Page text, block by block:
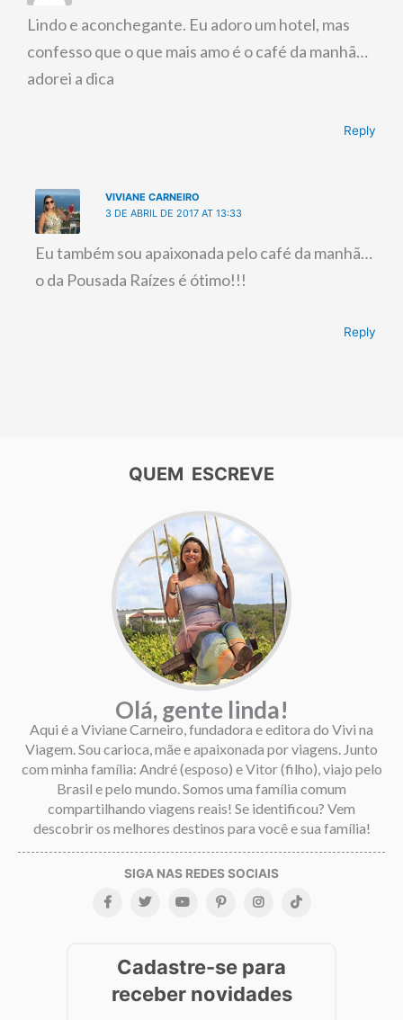
Lindo e aconchegante. Eu adoro um hotel, mas
confesso que o que mais amo é o café da manhã…
adorei a dica
Reply
VIVIANE CARNEIRO
3 DE ABRIL DE 2017 AT 13:33
Eu também sou apaixonada pelo café da manhã…
o da Pousada Raízes é ótimo!!!
Reply
QUEM ESCREVE
Olá, gente linda!
Aqui é a Viviane Carneiro, fundadora e editora do Vivi na
Viagem. Sou carioca, mãe e apaixonada por viagens. Junto
com minha família: André (esposo) e Vitor (filho), viajo pelo
Brasil e pelo mundo. Somos uma família comum
compartilhando viagens reais! Se identificou? Vem
descobrir os melhores destinos para você e sua família!